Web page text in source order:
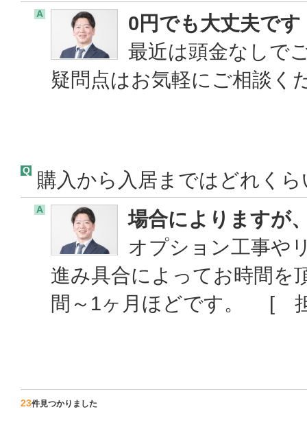
A
0円でも大丈夫です
最近は頭金なしで
疑問点はお気軽にご相
Q 購入から入居まではどれく
A
場合によりますが
オプション工事や
進み具合によってお時間を
間～1ヶ月ほどです。
23件見つかりました